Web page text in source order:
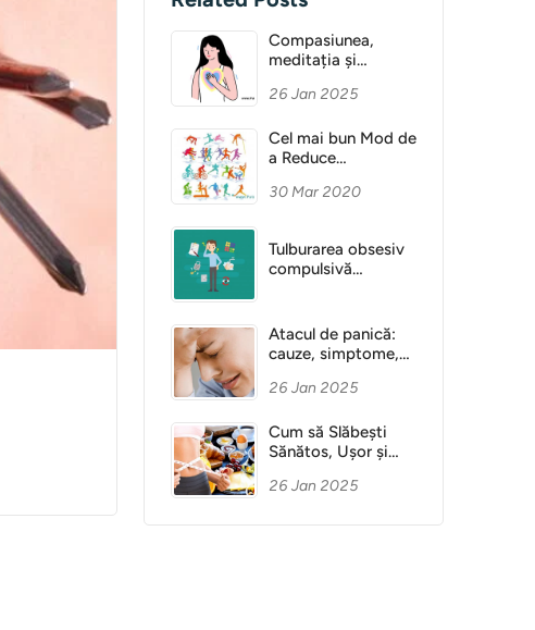
Compasiunea,
meditația și
26 Jan 2025
Cel mai bun Mod de
a Reduce
30 Mar 2020
Tulburarea obsesiv
compulsivă
Atacul de panică:
cauze, simptome,
26 Jan 2025
Cum să Slăbești
Sănătos, Ușor și
26 Jan 2025